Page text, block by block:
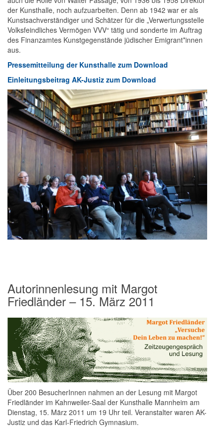
der Kunsthalle, noch aufzuarbeiten. Denn ab 1942 war er als
Kunstsachverständiger und Schätzer für die „Verwertungsstelle
Volksfeindliches Vermögen VVV“ tätig und sonderte im Auftrag
des Finanzamtes Kunstgegenstände jüdischer Emigrant*innen
aus.
Pressemitteilung der Kunsthalle zum Download
Einleitungsbeitrag AK-Justiz zum Download
Autorinnenlesung mit Margot
Friedländer – 15. März 2011
Über 200 BesucherInnen nahmen an der Lesung mit Margot
Friedländer im Kahnweiler-Saal der Kunsthalle Mannheim am
Dienstag, 15. März 2011 um 19 Uhr teil. Veranstalter waren AK-
Justiz und das Karl-Friedrich Gymnasium.